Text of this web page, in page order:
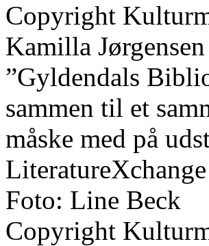
Copyright
Kamilla
”Gyldendals
sammen til et
måske med på
Foto: Line Beck
Copyright